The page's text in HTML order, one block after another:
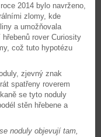
2014 bylo navrženo,
zlomy, kde
a umožňovala
rover Curiosity
což tuto hypotézu
zjevný znak
spatřeny roverem
se tyto noduly
stěn hřebene a
noduly objevují tam,